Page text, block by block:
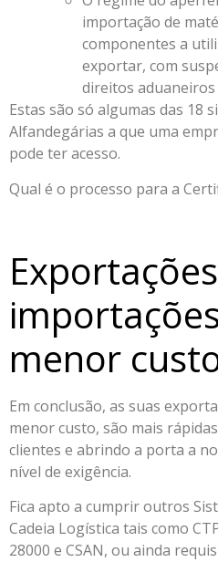
importação de
componentes a
exportar, com
direitos aduaneiros
Estas são só algumas das 18
Alfandegárias a que uma
pode ter acesso.
Qual é o processo para a
menor
Em conclusão, as suas
menor custo, são mais
clientes e abrindo a porta a
nível de exigência.
Fica apto a cumprir outros
Cadeia Logística tais como
28000 e CSAN, ou ainda